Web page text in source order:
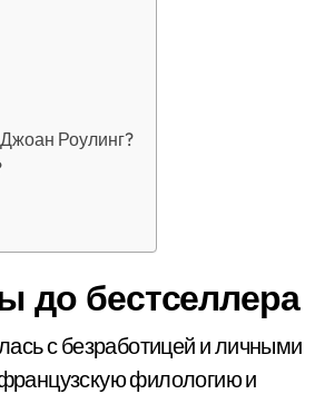
Роулинг?
до бестселлера
с безработицей и личными
филологию и